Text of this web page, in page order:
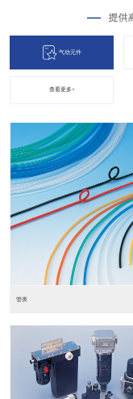
气动元件
查看更多+
进口松下PLC2